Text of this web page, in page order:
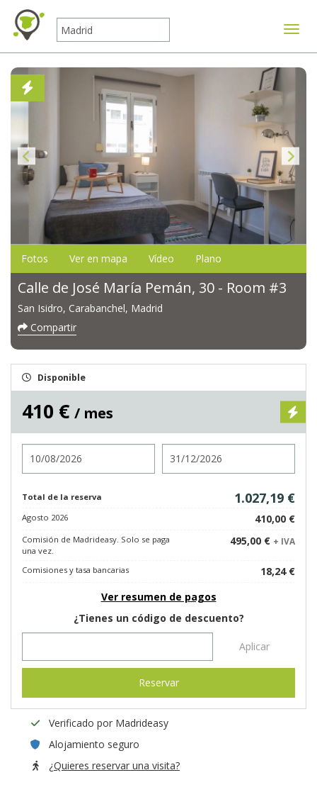
Fotos Ver en mapa Vídeo Plano
Calle de José María Pemán, 30 - Room #3
San Isidro, Carabanchel, Madrid
Compartir
Disponible
410 € / mes
Total de la reserva 1.027,19 €
Agosto 2026 410,00 €
Comisión de Madrideasy. Solo se paga
una vez.
495,00 € + IVA
Comisiones y tasa bancarias
18,24 €
Ver resumen de pagos
¿Tienes un código de descuento?
Aplicar
Reservar
Verificado por Madrideasy
Alojamiento seguro
¿Quieres reservar una visita?